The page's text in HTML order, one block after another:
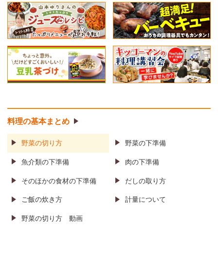
料理の基本まとめ
野菜の切り方 野菜の下準備
魚介類の下準備 肉の下準備
そのほかの食材の下準備 だしの取り方
ご飯の炊き方 計量について
野菜の切り方 動画